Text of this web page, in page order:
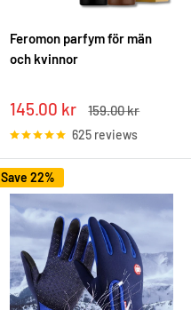
Feromon parfym för män
och kvinnor
Sale
price
145.00 kr
Regular
159.00 kr
625 reviews
Save 22%